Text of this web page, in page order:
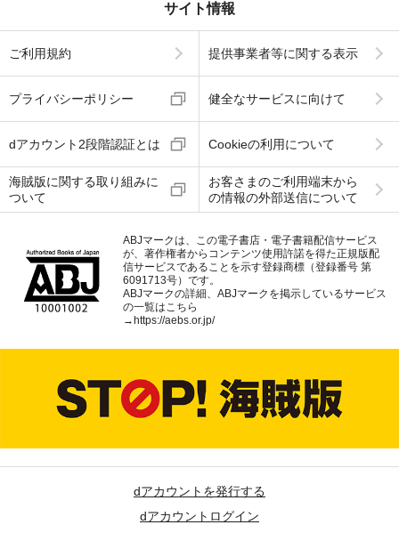
サイト情報
ご利用規約 提供事業者等に関する表示
プライバシーポリシー 健全なサービスに向けて
dアカウント2段階認証とは Cookieの利用について
海賊版に関する取り組みに
ついて
お客さまのご利用端末から
の情報の外部送信について
ABJマークは、この電子書店・電子書籍配信サービス
が、著作権者からコンテンツ使用許諾を得た正規版配
信サービスであることを示す登録商標（登録番号 第
6091713号）です。
ABJマークの詳細、ABJマークを掲示しているサービス
の一覧はこちら
→ https://aebs.or.jp/
dアカウントを発行する
dアカウントログイン